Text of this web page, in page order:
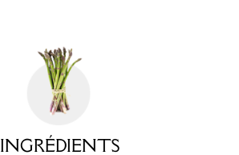
INGRÉDIENTS